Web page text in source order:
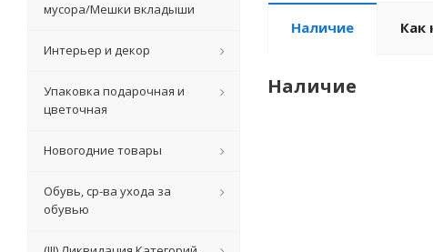
Наличие Как
Наличие
мусора/Мешки вкладыши
Интерьер и декор
Упаковка подарочная и
цветочная
Новогодние товары
Обувь, ср-ва ухода за
обувью